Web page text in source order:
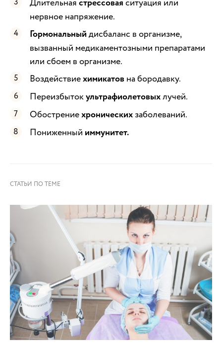
Длительная стрессовая ситуация или
нервное напряжение.
Гормональный дисбаланс в организме,
вызванный медикаментозными препаратами
или сбоем в организме.
Воздействиехимикатов на бородавку.
Переизбытокультрафиолетовыхлучей.
Обострениехроническихзаболеваний.
Пониженный иммунитет.